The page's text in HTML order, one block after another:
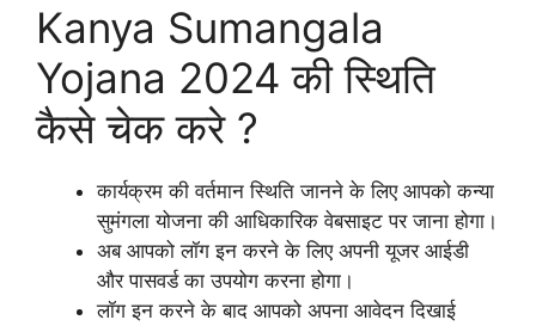
Kanya Sumangala
Yojana 2024 की स्थिति
कैसे चेक करे ?
कार्यक्रम की वर्तमान स्थिति जानने के लिए आपको कन्या
सुमंगला योजना की आधिकारिक वेबसाइट पर जाना होगा।
अब आपको लॉग इन करने के लिए अपनी यूजर आईडी
और पासवर्ड का उपयोग करना होगा।
लॉग इन करने के बाद आपको अपना आवेदन दिखाई